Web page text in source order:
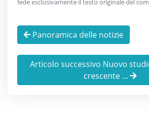
fede esclusivamente il testo originale del
Panoramica delle notizie
Articolo successivo Nuovo
crescente ...